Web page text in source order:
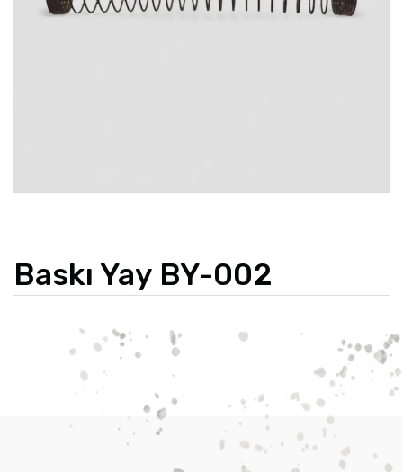
Baskı Yay BY-002